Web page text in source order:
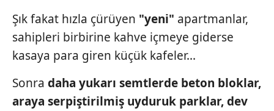
Şık fakat hızla çürüyen "yeni" apartmanlar,
sahipleri birbirine kahve içmeye giderse
kasaya para giren küçük kafeler...
Sonra daha yukarı semtlerde beton bloklar,
araya serpiştirilmiş uyduruk parklar, dev